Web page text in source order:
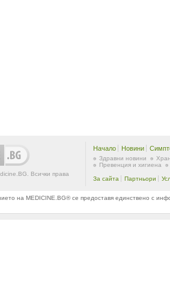
Всички права
Начало Новини
Здравни новини
Превенция и хигиена
За сайта Партньори
на MEDICINE.BG® се предоставя единствено с